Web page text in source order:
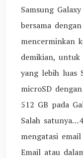
Samsung
bersama
mencerminkan
demikian,
yang lebih luas
microSD
512 GB pada
Salah
mengatasi
Email atau